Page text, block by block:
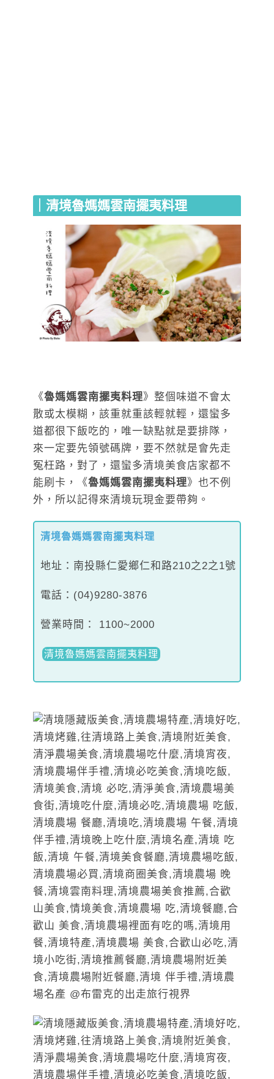
｜清境魯媽媽雲南擺夷料理
《魯媽媽雲南擺夷料理》整個味道不會太
散或太模糊，該重就重該輕就輕，還蠻多
道都很下飯吃的，唯一缺點就是要排隊，
來一定要先領號碼牌，要不然就是會先走
冤枉路，對了，還蠻多清境美食店家都不
能刷卡，《魯媽媽雲南擺夷料理》也不例
外，所以記得來清境玩現金要帶夠。
清境魯媽媽雲南擺夷料理
地址：南投縣仁愛鄉仁和路210之2之1號
電話：(04)9280-3876
營業時間： 1100~2000
清境魯媽媽雲南擺夷料理